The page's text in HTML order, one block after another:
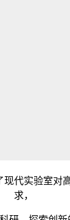
代实验室对
求，